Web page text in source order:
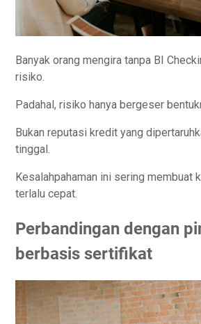
Banyak orang mengira tanpa BI
risiko.
Padahal, risiko hanya bergeser
Bukan reputasi kredit yang
tinggal.
Kesalahpahaman ini sering membuat
terlalu cepat.
Perbandingan dengan
berbasis sertifikat